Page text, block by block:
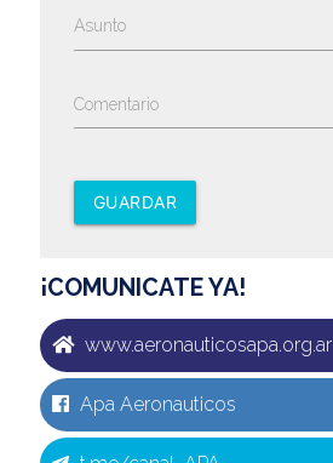
Asunto
Comentario
GUARDAR
¡COMUNICATE YA!
www.aeronauticosapa.org.ar
Apa Aeronauticos